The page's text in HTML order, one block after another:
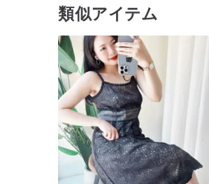
類似アイテム